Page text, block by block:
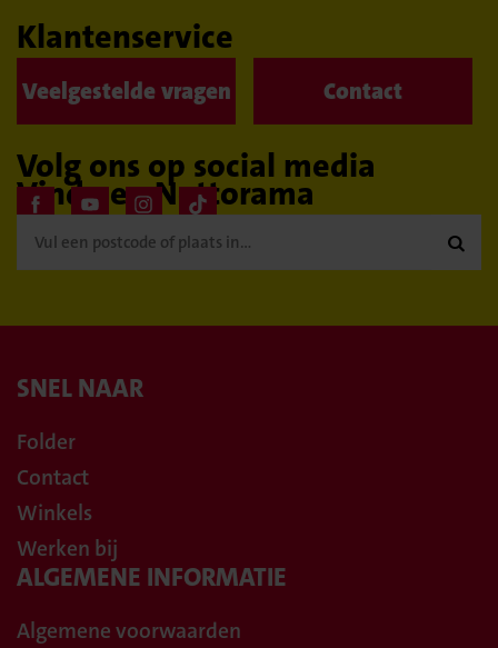
Klantenservice
Veelgestelde vragen Contact
Volg ons op social media
Vind een Nettorama

SNEL NAAR
Folder
Contact
Winkels
Werken bij
ALGEMENE INFORMATIE
Algemene voorwaarden